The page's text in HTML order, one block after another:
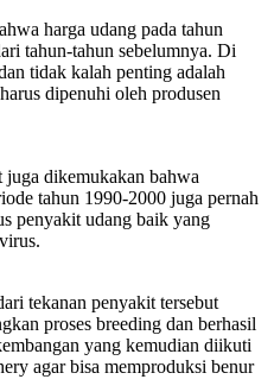
harga udang pada tahun
tahun-tahun sebelumnya. Di
tidak kalah penting adalah
dipenuhi oleh produsen
juga dikemukakan bahwa
tahun 1990-2000 juga pernah
penyakit udang baik yang
tekanan penyakit tersebut
proses breeding dan berhasil
yang kemudian diikuti
agar bisa memproduksi benur